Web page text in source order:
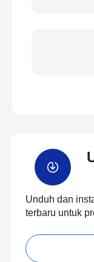
Unduh dan
terbaru untuk